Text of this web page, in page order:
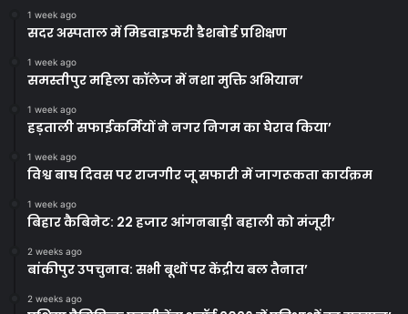
1 week ago
सदर अस्पताल में मिडवाइफरी डैशबोर्ड प्रशिक्षण
1 week ago
समस्तीपुर महिला कॉलेज में नशा मुक्ति अभियान’
1 week ago
हड़ताली सफाईकर्मियों ने नगर निगम का घेराव किया’
1 week ago
विश्व बाघ दिवस पर राजगीर जू सफारी में जागरूकता कार्यक्रम
1 week ago
बिहार कैबिनेट: 22 हजार आंगनबाड़ी बहाली को मंजूरी’
2 weeks ago
बांकीपुर उपचुनाव: सभी बूथों पर केंद्रीय बल तैनात’
2 weeks ago